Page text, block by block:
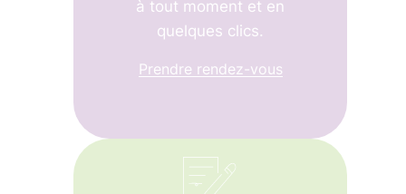
à tout moment et en
quelques clics.
Prendre rendez-vous